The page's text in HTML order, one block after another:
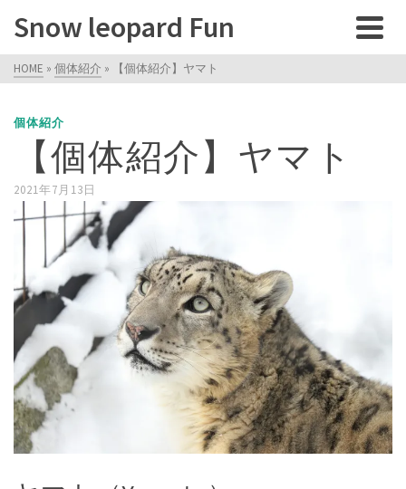
Snow leopard Fun
HOME » 個体紹介 » 【個体紹介】ヤマト
個体紹介
【個体紹介】ヤマト
2021年7月13日